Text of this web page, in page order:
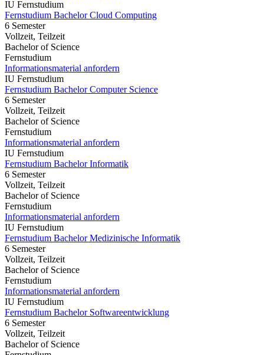
IU Fernstudium
Fernstudium Bachelor Cloud Computing
6 Semester
Vollzeit, Teilzeit
Bachelor of Science
Fernstudium
Informationsmaterial anfordern
IU Fernstudium
Fernstudium Bachelor Computer Science
6 Semester
Vollzeit, Teilzeit
Bachelor of Science
Fernstudium
Informationsmaterial anfordern
IU Fernstudium
Fernstudium Bachelor Informatik
6 Semester
Vollzeit, Teilzeit
Bachelor of Science
Fernstudium
Informationsmaterial anfordern
IU Fernstudium
Fernstudium Bachelor Medizinische Informatik
6 Semester
Vollzeit, Teilzeit
Bachelor of Science
Fernstudium
Informationsmaterial anfordern
IU Fernstudium
Fernstudium Bachelor Softwareentwicklung
6 Semester
Vollzeit, Teilzeit
Bachelor of Science